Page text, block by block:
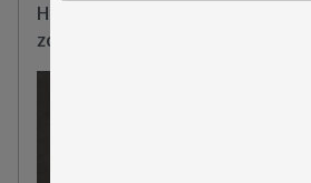
Heeft u klachten, tips of
zorg binnen Emergis?